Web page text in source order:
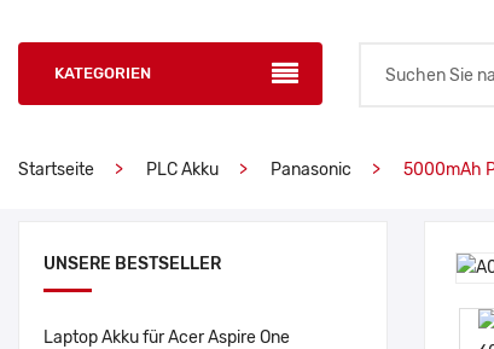
KATEGORIEN
Startseite PLC Akku Panasonic 5000mAh
UNSERE BESTSELLER
Laptop Akku für Acer Aspire One